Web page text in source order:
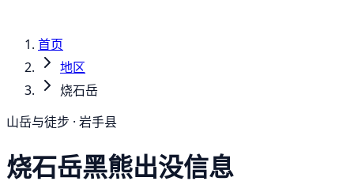
首页
地区
烧石岳
山岳与徒步 · 岩手县
烧石岳黑熊出没信息